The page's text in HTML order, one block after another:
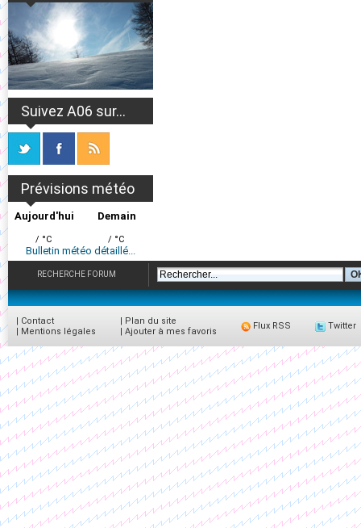
Suivez A06 sur...
Prévisions météo
Aujourd'hui
/ °C
Demain
/ °C
Bulletin météo détaillé...
RECHERCHE FORUM
| Contact
| Mentions légales
| Plan du site
| Ajouter à mes favoris
Flux RSS Twitter